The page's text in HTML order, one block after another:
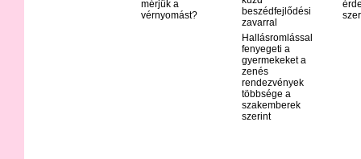
mérjük a
vérnyomást?
beszédfejlődési
zavarral
Hallásromlással
fenyegeti a
gyermekeket a
zenés
rendezvények
többsége a
szakemberek
szerint